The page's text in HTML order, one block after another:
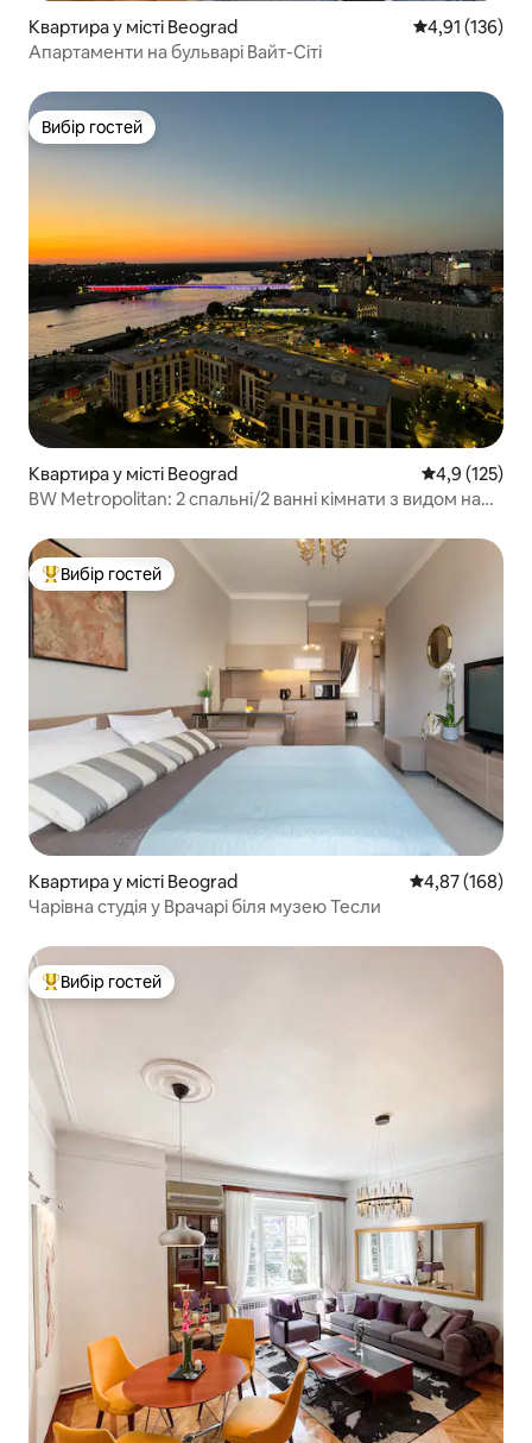
Квартира у місті Beograd Середня
4,91 (136)
Апартаменти на бульварі Вайт-Сіті
Вибір гостей
Вибір гостей
Квартира у місті Beograd Середня
4,9 (125)
BW Metropolitan: 2 спальні/2 ванні кімнати з видом на
Топ вибір гостей
Вибір гостей
Квартира у місті Beograd Середня
4,87 (168)
Чарівна студія у Врачарі біля музею Тесли
Топ вибір гостей
Вибір гостей